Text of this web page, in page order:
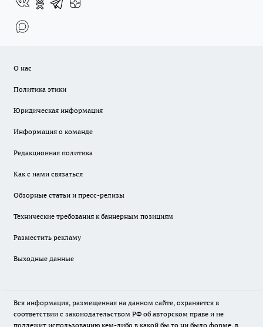
О нас
Политика этики
Юридическая информация
Информация о команде
Редакционная политика
Как с нами связаться
Обзорные статьи и пресс-релизы
Технические требования к баннерным позициям
Разместить рекламу
Выходные данные
Вся информация, размещенная на данном сайте, охраняется в
соответствии с законодательством РФ об авторском праве и не
подлежит использованию кем-либо в какой бы то ни было форме, в